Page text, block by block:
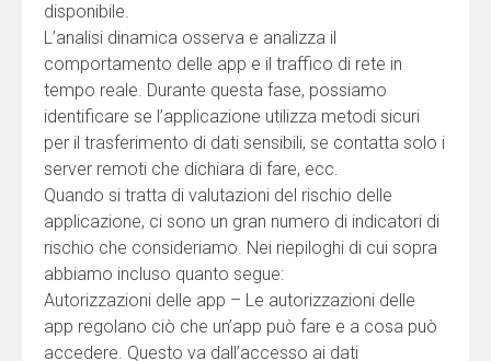
disponibile.
L’analisi dinamica osserva e analizza il
comportamento delle app e il traffico di rete in
tempo reale. Durante questa fase, possiamo
identificare se l’applicazione utilizza metodi sicuri
per il trasferimento di dati sensibili, se contatta solo i
server remoti che dichiara di fare, ecc.
Quando si tratta di valutazioni del rischio delle
applicazione, ci sono un gran numero di indicatori di
rischio che consideriamo. Nei riepiloghi di cui sopra
abbiamo incluso quanto segue:
Autorizzazioni delle app – Le autorizzazioni delle
app regolano ciò che un’app può fare e a cosa può
accedere. Questo va dall’accesso ai dati